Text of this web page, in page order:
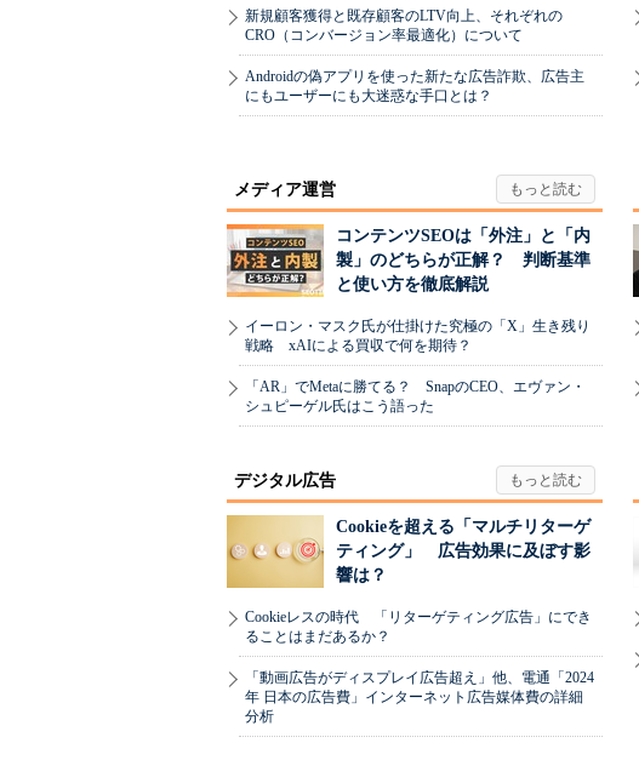
新規顧客獲得と既存顧客のLTV向上、それぞれの
CRO（コンバージョン率最適化）について
Androidの偽アプリを使った新たな広告詐欺、広告主
にもユーザーにも大迷惑な手口とは？
メディア運営
コンテンツSEOは「外注」と「内
製」のどちらが正解？ 判断基準
と使い方を徹底解説
イーロン・マスク氏が仕掛けた究極の「X」生き残り
戦略 xAIによる買収で何を期待？
「AR」でMetaに勝てる？ SnapのCEO、エヴァン・
シュピーゲル氏はこう語った
デジタル広告
Cookieを超える「マルチリターゲ
ティング」 広告効果に及ぼす影
響は？
Cookieレスの時代 「リターゲティング広告」にでき
ることはまだあるか？
「動画広告がディスプレイ広告超え」他、電通「2024
年 日本の広告費」インターネット広告媒体費の詳細
分析